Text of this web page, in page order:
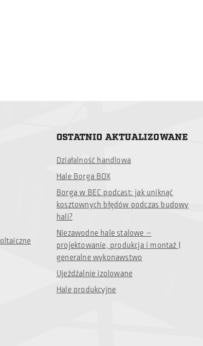
OSTATNIO AKTUALIZOWANE
Działalność handlowa
Hale Borga BOX
Borga w BEC podcast: jak uniknąć
kosztownych błędów podczas budowy
hali?
Niezawodne hale stalowe –
projektowanie, produkcja i montaż |
generalne wykonawstwo
Ujeżdżalnie izolowane
Hale produkcyjne